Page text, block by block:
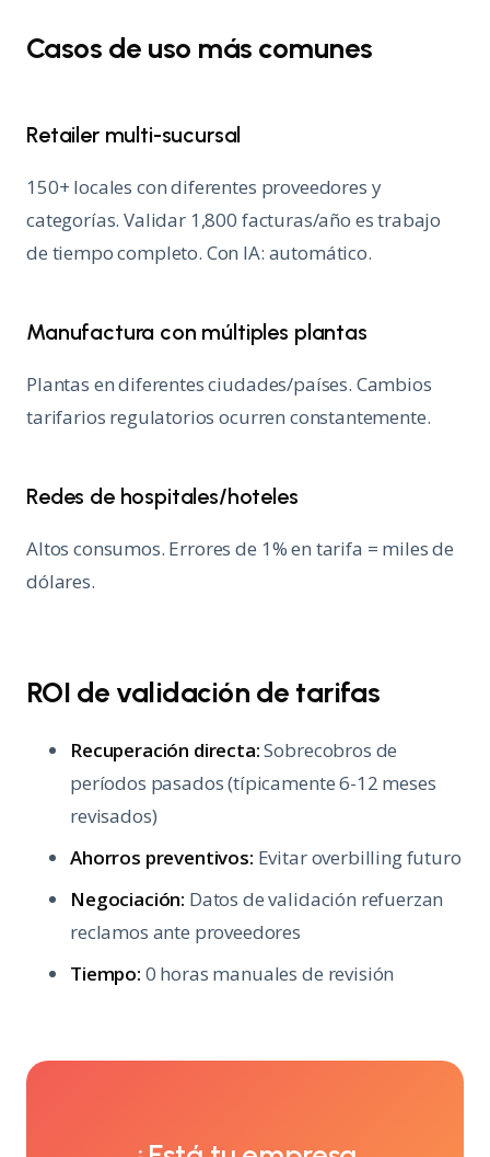
Casos de uso más comunes
Retailer multi-sucursal
150+ locales con diferentes proveedores y
categorías. Validar 1,800 facturas/año es trabajo
de tiempo completo. Con IA: automático.
Manufactura con múltiples plantas
Plantas en diferentes ciudades/países. Cambios
tarifarios regulatorios ocurren constantemente.
Redes de hospitales/hoteles
Altos consumos. Errores de 1% en tarifa = miles de
dólares.
ROI de validación de tarifas
Recuperación directa:Sobrecobros de
períodos pasados (típicamente 6-12 meses
revisados)
Ahorros preventivos: Evitar overbilling futuro
Negociación: Datos de validación refuerzan
reclamos ante proveedores
Tiempo: 0 horas manuales de revisión